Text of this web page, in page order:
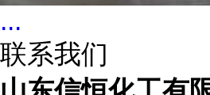
...
联系我们